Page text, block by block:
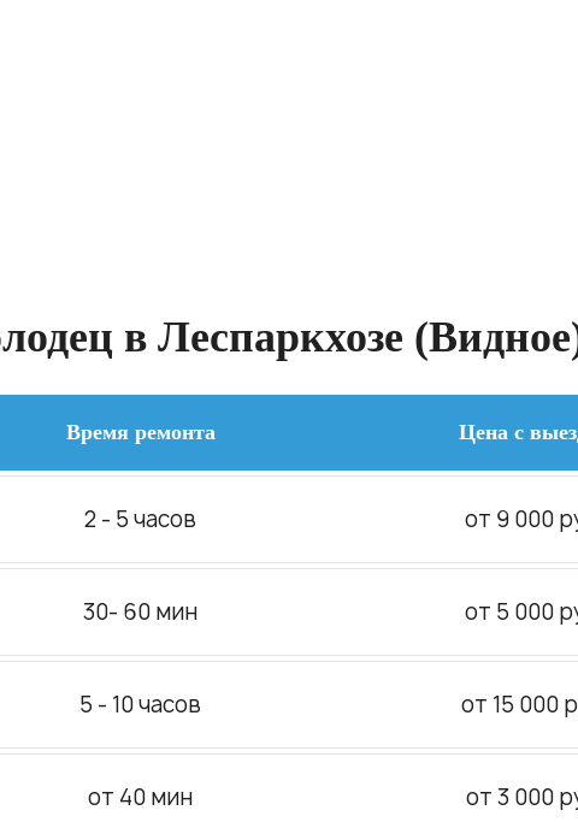
в Леспаркхозе
Время ремонта Цена с
2 - 5 часов от 9 000
30- 60 мин от 5 000
5 - 10 часов от 15 000
от 40 мин от 3 000